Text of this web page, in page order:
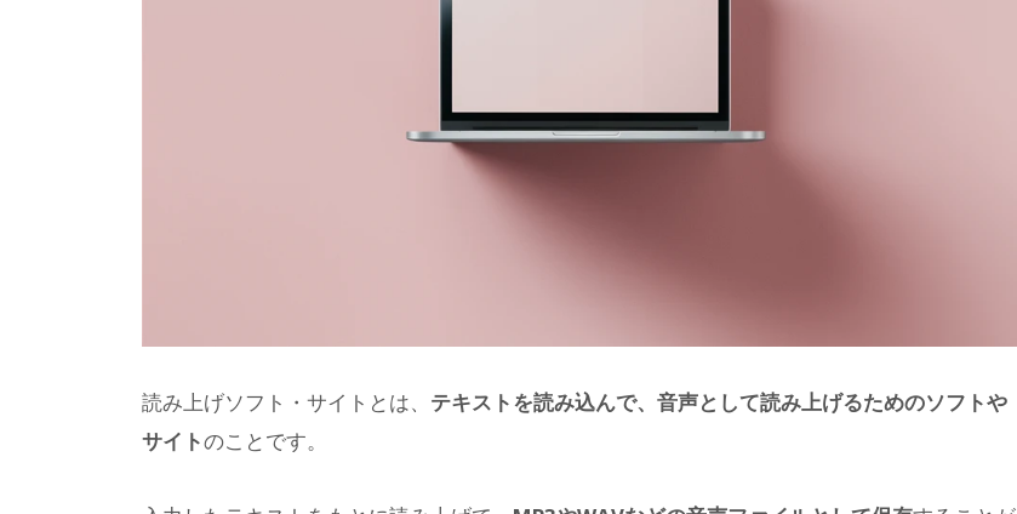
読み上げソフト・サイトとは、 テキストを読み込んで、音声として読み上げるためのソフトや
サイトのことです。